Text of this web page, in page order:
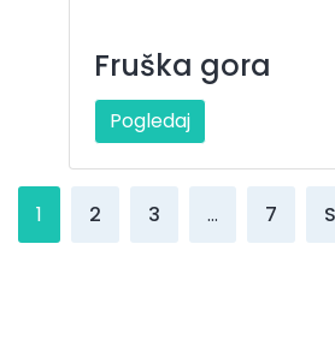
Fruška gora
Pogledaj
1 2 3 … 7